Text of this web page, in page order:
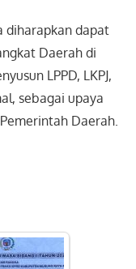
diharapkan dapat
Daerah di
LPPD, LKPJ,
sebagai upaya
Daerah.